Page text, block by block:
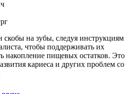
скобы на зубы, следуя инструкциям
чтобы поддерживать их
накопление пищевых остатков. Это
кариеса и других проблем со